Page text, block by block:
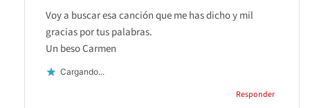
Voy a buscar esa canción que me has dicho y mil
gracias por tus palabras.
Un beso Carmen
Cargando...
Responder